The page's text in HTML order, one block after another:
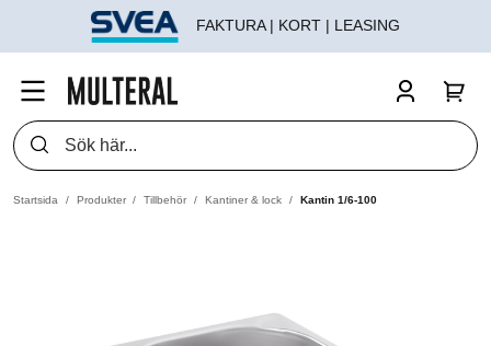
FAKTURA | KORT | LEASING
Startsida Produkter Tillbehör Kantiner & lock Kantin 1/6-100